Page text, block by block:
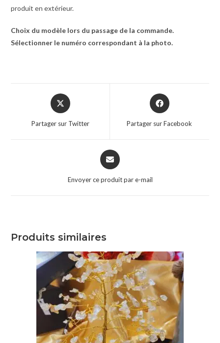
produit en extérieur.
Choix du modèle lors du passage de la commande.
Sélectionner le numéro correspondant à la photo.
Partager sur Twitter Partager sur Facebook
Envoyer ce produit par e-mail
Produits similaires